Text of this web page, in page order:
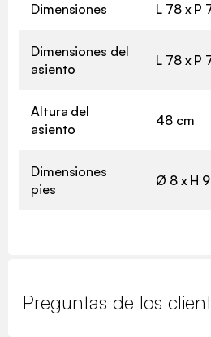
Dimensiones L 78 x P
Dimensiones del
asiento
L 78 x P
Altura del
asiento
48 cm
Dimensiones
pies
Ø 8 x H
Preguntas de los